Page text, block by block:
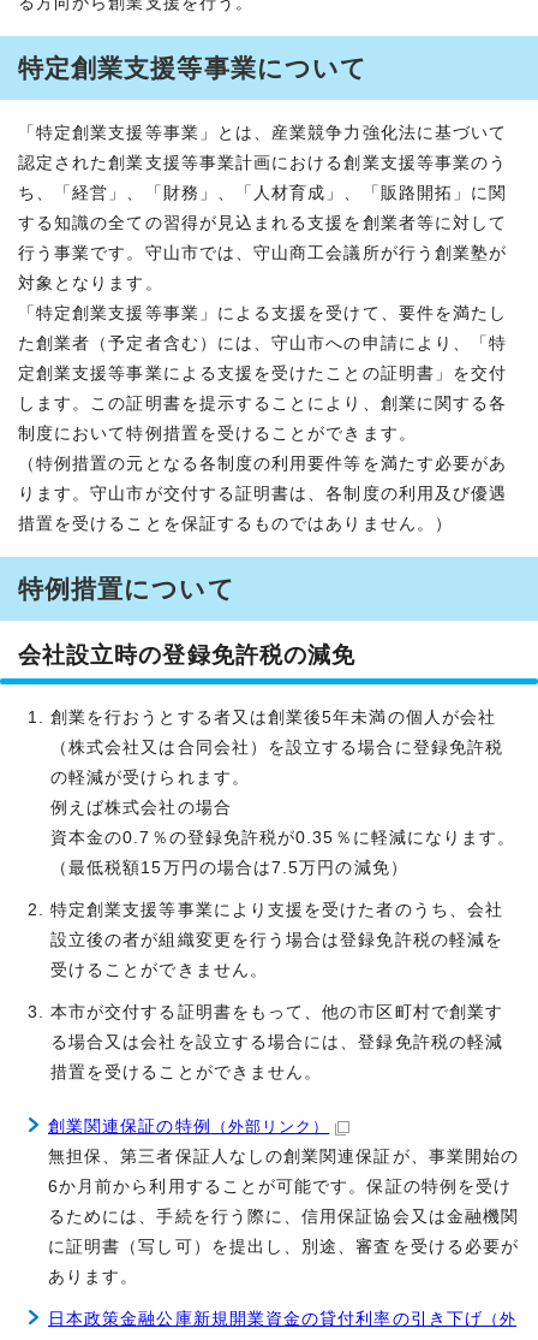
特定創業支援等事業について
「特定創業支援等事業」とは、産業競争力強化法に基づいて
認定された創業支援等事業計画における創業支援等事業のう
ち、「経営」、「財務」、「人材育成」、「販路開拓」に関
する知識の全ての習得が見込まれる支援を創業者等に対して
行う事業です。守山市では、守山商工会議所が行う創業塾が
対象となります。
「特定創業支援等事業」による支援を受けて、要件を満たし
た創業者（予定者含む）には、守山市への申請により、「特
定創業支援等事業による支援を受けたことの証明書」を交付
します。この証明書を提示することにより、創業に関する各
制度において特例措置を受けることができます。
（特例措置の元となる各制度の利用要件等を満たす必要があ
ります。守山市が交付する証明書は、各制度の利用及び優遇
措置を受けることを保証するものではありません。）
特例措置について
会社設立時の登録免許税の減免
創業を行おうとする者又は創業後5年未満の個人が会社
（株式会社又は合同会社）を設立する場合に登録免許税
の軽減が受けられます。
例えば株式会社の場合
資本金の0.7％の登録免許税が0.35％に軽減になります。
（最低税額15万円の場合は7.5万円の減免）
特定創業支援等事業により支援を受けた者のうち、会社
設立後の者が組織変更を行う場合は登録免許税の軽減を
受けることができません。
本市が交付する証明書をもって、他の市区町村で創業す
る場合又は会社を設立する場合には、登録免許税の軽減
措置を受けることができません。
創業関連保証の特例 （外部リンク）
無担保、第三者保証人なしの創業関連保証が、事業開始の
6か月前から利用することが可能です。保証の特例を受け
るためには、手続を行う際に、信用保証協会又は金融機関
に証明書（写し可）を提出し、別途、審査を受ける必要が
あります。
日本政策金融公庫新規開業資金の貸付利率の引き下げ （外